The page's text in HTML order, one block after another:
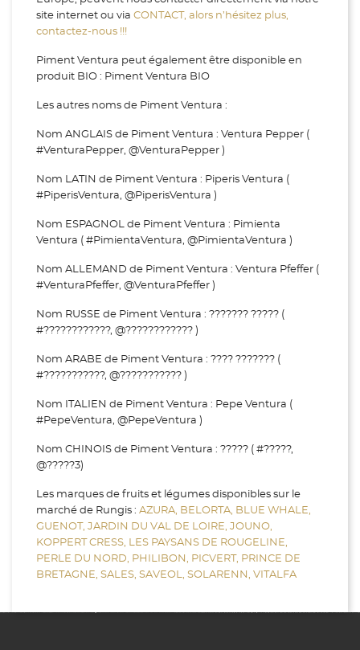
site internet ou via CONTACT, alors n’hésitez plus,
contactez-nous !!!
Piment Ventura peut également être disponible en
produit BIO : Piment Ventura BIO
Les autres noms de Piment Ventura :
Nom ANGLAIS de Piment Ventura : Ventura Pepper (
#VenturaPepper, @VenturaPepper )
Nom LATIN de Piment Ventura : Piperis Ventura (
#PiperisVentura, @PiperisVentura )
Nom ESPAGNOL de Piment Ventura : Pimienta
Ventura ( #PimientaVentura, @PimientaVentura )
Nom ALLEMAND de Piment Ventura : Ventura Pfeffer (
#VenturaPfeffer, @VenturaPfeffer )
Nom RUSSE de Piment Ventura : ??????? ????? (
#????????????, @???????????? )
Nom ARABE de Piment Ventura : ???? ??????? (
#???????????, @??????????? )
Nom ITALIEN de Piment Ventura : Pepe Ventura (
#PepeVentura, @PepeVentura )
Nom CHINOIS de Piment Ventura : ????? ( #?????,
@?????3)
Les marques de fruits et légumes disponibles sur le
marché de Rungis : AZURA, BELORTA, BLUE WHALE,
GUENOT, JARDIN DU VAL DE LOIRE, JOUNO,
KOPPERT CRESS, LES PAYSANS DE ROUGELINE,
PERLE DU NORD, PHILIBON, PICVERT, PRINCE DE
BRETAGNE, SALES, SAVEOL, SOLARENN, VITALFA